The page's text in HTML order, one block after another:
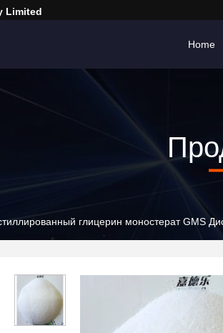
Limited
Home
глицерин моностерат GMS